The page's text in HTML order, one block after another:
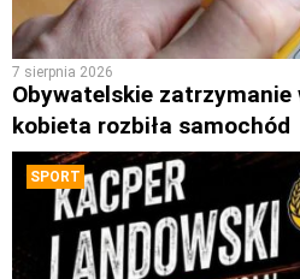
7 sierpnia 2026
Obywatelskie zatrzymanie
kobieta rozbiła samochód
SPORT